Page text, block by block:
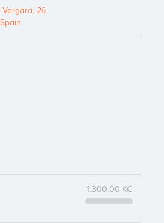
26,
1.300,00 K€